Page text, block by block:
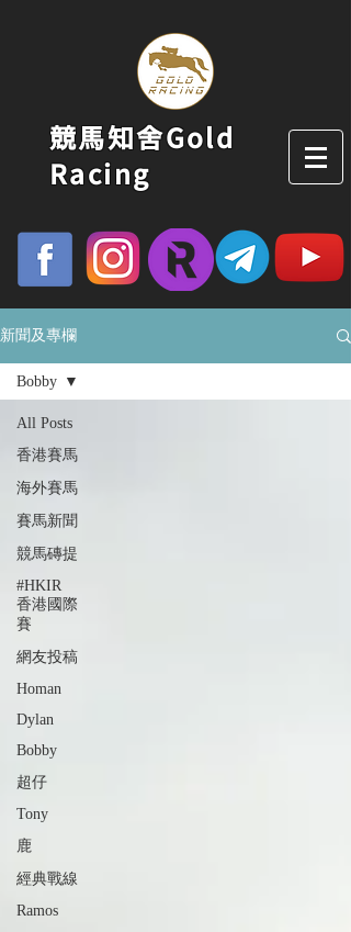
競馬知舍Gold
Racing
新聞及專欄
All Posts
香港賽馬
海外賽馬
賽馬新聞
競馬磚提
#HKIR
香港國際
賽
網友投稿
Homan
Dylan
Bobby
超仔
Tony
鹿
經典戰線
Ramos
Bobby